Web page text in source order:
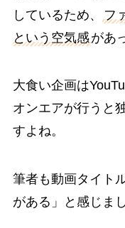
しているため、
フ
という空気感があ
大食い企画は
オンエアが行うと
すよね。
筆者も動画タイト
がある」と感じま